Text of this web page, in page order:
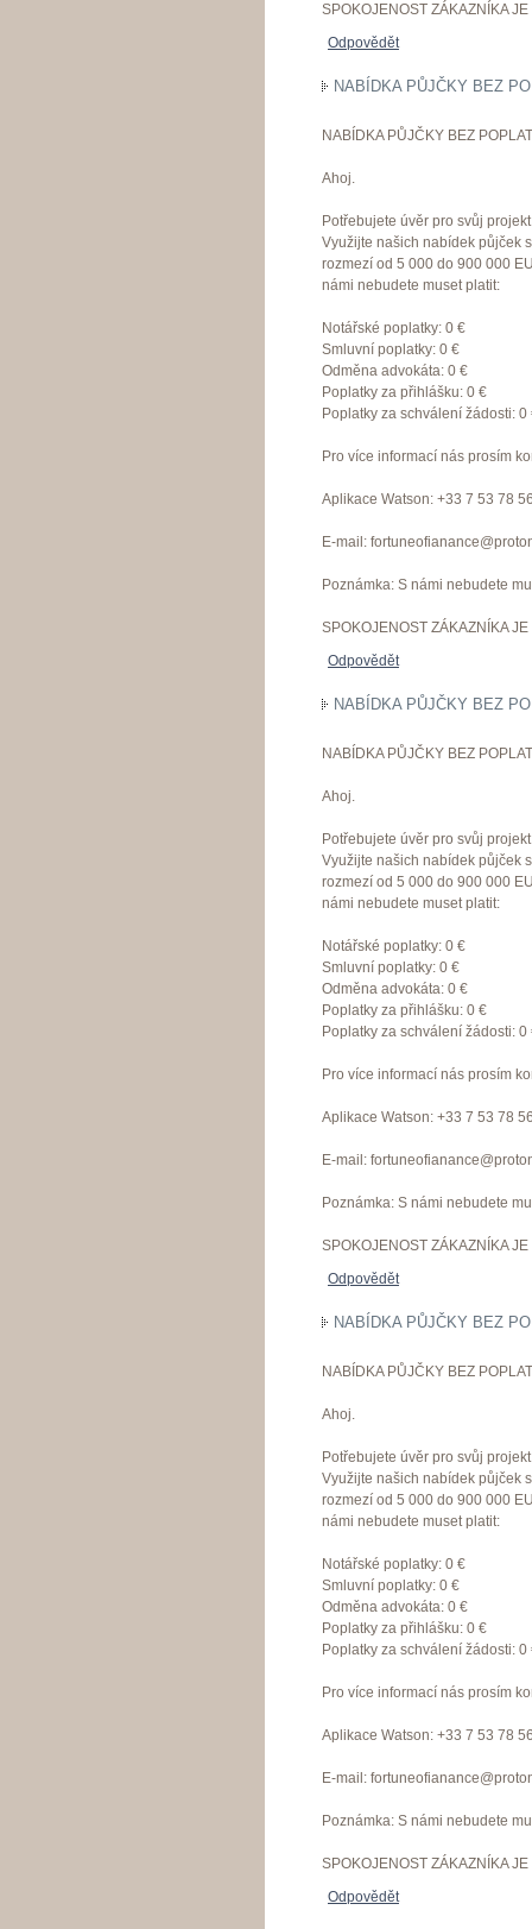
SPOKOJENOST ZÁKAZNÍKA
Odpovědět
NABÍDKA PŮJČKY BEZ
NABÍDKA PŮJČKY BEZ
Ahoj.
Potřebujete úvěr pro svůj
Využijte našich nabídek půjček
rozmezí od 5 000 do 900 000
námi nebudete muset platit:
Notářské poplatky: 0 €
Smluvní poplatky: 0 €
Odměna advokáta: 0 €
Poplatky za přihlášku: 0 €
Poplatky za schválení žádosti: 0
Pro více informací nás prosím
Aplikace Watson: +33 7 53 78
E-mail:
Poznámka: S námi nebudete
SPOKOJENOST ZÁKAZNÍKA
Odpovědět
NABÍDKA PŮJČKY BEZ
NABÍDKA PŮJČKY BEZ
Ahoj.
Potřebujete úvěr pro svůj
Využijte našich nabídek půjček
rozmezí od 5 000 do 900 000
námi nebudete muset platit:
Notářské poplatky: 0 €
Smluvní poplatky: 0 €
Odměna advokáta: 0 €
Poplatky za přihlášku: 0 €
Poplatky za schválení žádosti: 0
Pro více informací nás prosím
Aplikace Watson: +33 7 53 78
E-mail:
Poznámka: S námi nebudete
SPOKOJENOST ZÁKAZNÍKA
Odpovědět
NABÍDKA PŮJČKY BEZ
NABÍDKA PŮJČKY BEZ
Ahoj.
Potřebujete úvěr pro svůj
Využijte našich nabídek půjček
rozmezí od 5 000 do 900 000
námi nebudete muset platit:
Notářské poplatky: 0 €
Smluvní poplatky: 0 €
Odměna advokáta: 0 €
Poplatky za přihlášku: 0 €
Poplatky za schválení žádosti: 0
Pro více informací nás prosím
Aplikace Watson: +33 7 53 78
E-mail:
Poznámka: S námi nebudete
SPOKOJENOST ZÁKAZNÍKA
Odpovědět